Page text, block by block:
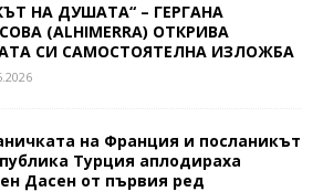
НА ДУШАТА“ – ГЕРГАНА
(ALHIMERRA) ОТКРИВА
СИ САМОСТОЯТЕЛНА ИЗЛОЖБА
на Франция и посланикът
Турция аплодираха
Дасен от първия ред